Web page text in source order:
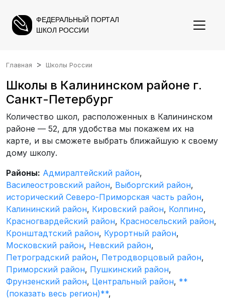
ФЕДЕРАЛЬНЫЙ ПОРТАЛ
ШКОЛ РОССИИ
Главная Школы России
Школы в Калининском районе г.
Санкт-Петербург
Количество школ, расположенных в Калининском
районе — 52, для удобства мы покажем их на
карте, и вы сможете выбрать ближайшую к своему
дому школу.
Районы: Адмиралтейский район,
Василеостровский район, Выборгский район,
исторический Северо-Приморская часть район,
Калининский район, Кировский район, Колпино,
Красногвардейский район, Красносельский район,
Кронштадтский район, Курортный район,
Московский район, Невский район,
Петроградский район, Петродворцовый район,
Приморский район, Пушкинский район,
Фрунзенский район, Центральный район, **
(показать весь регион)**,